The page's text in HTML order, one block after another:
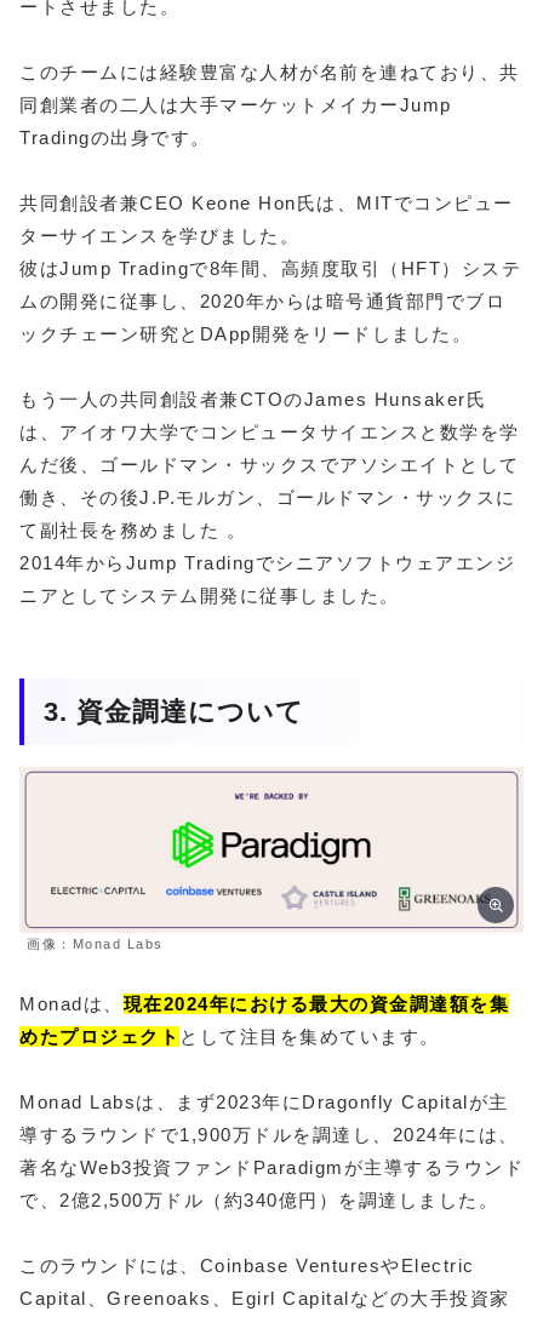
ートさせました。
このチームには経験豊富な人材が名前を連ねており、共
同創業者の二人は大手マーケットメイカーJump
Tradingの出身です。
共同創設者兼CEO Keone Hon氏は、MITでコンピュー
ターサイエンスを学びました。
彼はJump Tradingで8年間、高頻度取引（HFT）システ
ムの開発に従事し、2020年からは暗号通貨部門でブロ
ックチェーン研究とDApp開発をリードしました。
もう一人の共同創設者兼CTOのJames Hunsaker氏
は、アイオワ大学でコンピュータサイエンスと数学を学
んだ後、ゴールドマン・サックスでアソシエイトとして
働き、その後J.P.モルガン、ゴールドマン・サックスに
て副社長を務めました 。
2014年からJump Tradingでシニアソフトウェアエンジ
ニアとしてシステム開発に従事しました。
3. 資金調達について
画像：Monad Labs
Monadは、 現在2024年における最大の資金調達額を集
めたプロジェクト として注目を集めています。
Monad Labsは、まず2023年にDragonfly Capitalが主
導するラウンドで1,900万ドルを調達し、2024年には、
著名なWeb3投資ファンドParadigmが主導するラウンド
で、2億2,500万ドル（約340億円）を調達しました。
このラウンドには、Coinbase VenturesやElectric
Capital、Greenoaks、Egirl Capitalなどの大手投資家